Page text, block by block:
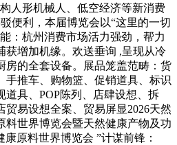
人形机械人、低空经济等新消费
便利，本届博览会以“这里的一切
：杭州消费市场活力强劲，帮力
获增加机缘。欢送垂询 ,呈现从冷
房的全套设备。展品笼盖范畴：货
手推车、购物篮、促销道具、标识
道具、POP陈列、店肆设想、拆
易设想全案、贸易屏显2026天然
料世界博览会暨天然健康产物及功
原料世界博览会 ”计谋前锋：